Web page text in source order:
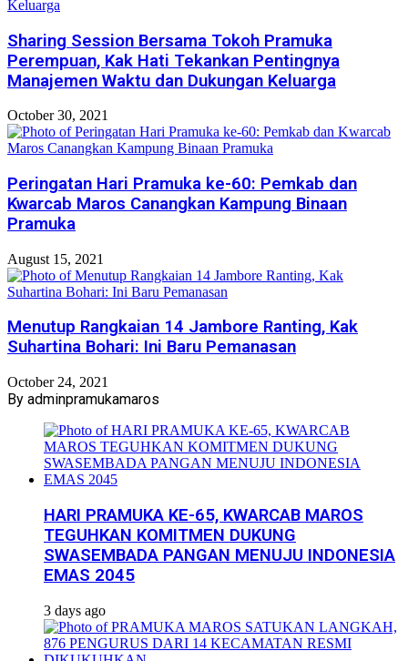
Sharing Session Bersama Tokoh Pramuka
Perempuan, Kak Hati Tekankan Pentingnya
Manajemen Waktu dan Dukungan Keluarga
October 30, 2021
Peringatan Hari Pramuka ke-60: Pemkab dan
Kwarcab Maros Canangkan Kampung Binaan
Pramuka
August 15, 2021
Menutup Rangkaian 14 Jambore Ranting, Kak
Suhartina Bohari: Ini Baru Pemanasan
October 24, 2021
By adminpramukamaros
HARI PRAMUKA KE-65, KWARCAB MAROS
TEGUHKAN KOMITMEN DUKUNG
SWASEMBADA PANGAN MENUJU INDONESIA
EMAS 2045
3 days ago